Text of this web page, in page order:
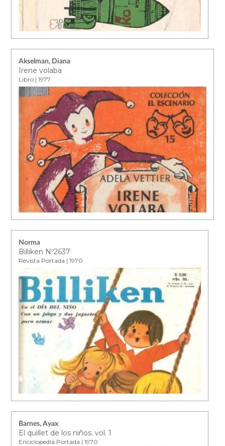
Akselman, Diana
Irene volaba
Libro | 1977
Norma
Billiken Nº2637
Revista Portada | 1970
Barnes, Ayax
El quillet de los niños. vol. 1
Enciclopedia Portada | 1970